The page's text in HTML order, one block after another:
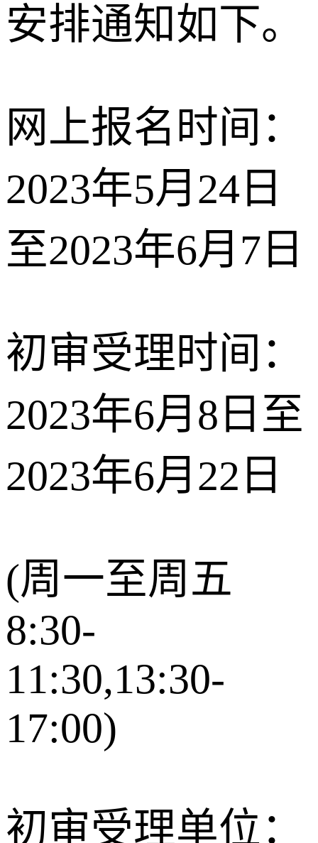
安排通知如下。
网上报名时间：
2023年5月24日
至2023年6月7日
初审受理时间：
2023年6月8日至
2023年6月22日
(周一至周五
8:30-
11:30,13:30-
17:00)
初审受理单位：